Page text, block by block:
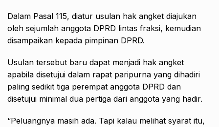
Dalam Pasal 115, diatur usulan hak angket diajukan
oleh sejumlah anggota DPRD lintas fraksi, kemudian
disampaikan kepada pimpinan DPRD.
Usulan tersebut baru dapat menjadi hak angket
apabila disetujui dalam rapat paripurna yang dihadiri
paling sedikit tiga perempat anggota DPRD dan
disetujui minimal dua pertiga dari anggota yang hadir.
“Peluangnya masih ada. Tapi kalau melihat syarat itu,